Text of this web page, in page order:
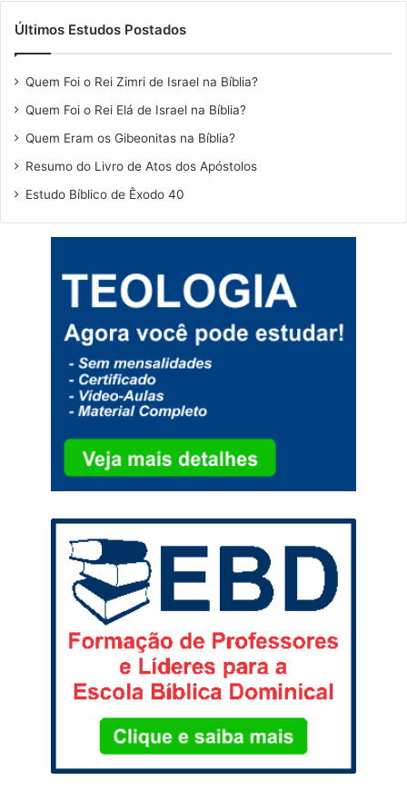
Últimos Estudos Postados
Quem Foi o Rei Zimri de Israel na Bíblia?
Quem Foi o Rei Elá de Israel na Bíblia?
Quem Eram os Gibeonitas na Bíblia?
Resumo do Livro de Atos dos Apóstolos
Estudo Bíblico de Êxodo 40